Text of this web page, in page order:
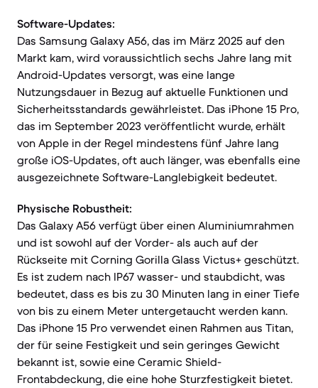
Software-Updates:
Das Samsung Galaxy A56, das im März 2025 auf den
Markt kam, wird voraussichtlich sechs Jahre lang mit
Android-Updates versorgt, was eine lange
Nutzungsdauer in Bezug auf aktuelle Funktionen und
Sicherheitsstandards gewährleistet. Das iPhone 15 Pro,
das im September 2023 veröffentlicht wurde, erhält
von Apple in der Regel mindestens fünf Jahre lang
große iOS-Updates, oft auch länger, was ebenfalls eine
ausgezeichnete Software-Langlebigkeit bedeutet.
Physische Robustheit:
Das Galaxy A56 verfügt über einen Aluminiumrahmen
und ist sowohl auf der Vorder- als auch auf der
Rückseite mit Corning Gorilla Glass Victus+ geschützt.
Es ist zudem nach IP67 wasser- und staubdicht, was
bedeutet, dass es bis zu 30 Minuten lang in einer Tiefe
von bis zu einem Meter untergetaucht werden kann.
Das iPhone 15 Pro verwendet einen Rahmen aus Titan,
der für seine Festigkeit und sein geringes Gewicht
bekannt ist, sowie eine Ceramic Shield-
Frontabdeckung, die eine hohe Sturzfestigkeit bietet.